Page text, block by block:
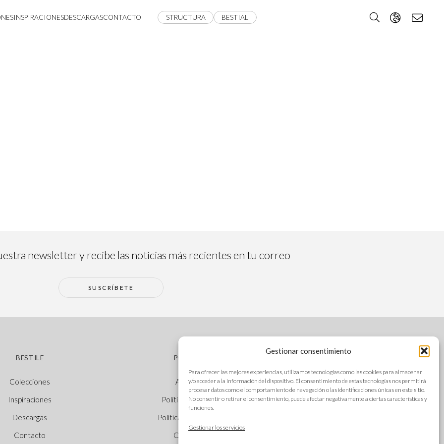
Gestionar consentimiento
Para ofrecer las mejores experiencias, utilizamos tecnologías como las cookies para almacenar
y/o acceder a la información del dispositivo. El consentimiento de estas tecnologías nos permitirá
procesar datos como el comportamiento de navegación o las identificaciones únicas en este sitio.
No consentir o retirar el consentimiento, puede afectar negativamente a ciertas características y
funciones.
Gestionar los servicios
INSPIRACIONESDESCARGASCONTACTO STRUCTURA BESTIAL
newsletter y recibe las noticias más recientes en tu correo
SUSCRÍBETE
BESTILE
Colecciones
Inspiraciones
Descargas
Contacto
POLÍTICAS
Aviso legal
Política de cookies
Política de privacidad
Canal Ético